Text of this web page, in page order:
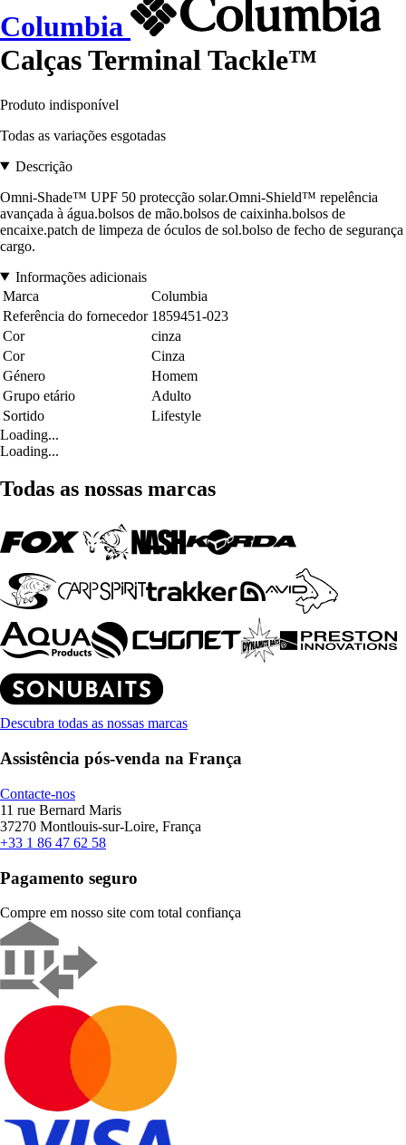
Columbia
Calças Terminal Tackle™
Produto indisponível
Todas as variações esgotadas
Descrição
Omni-Shade™ UPF 50 protecção solar.Omni-Shield™ repelência
avançada à água.bolsos de mão.bolsos de caixinha.bolsos de
encaixe.patch de limpeza de óculos de sol.bolso de fecho de segurança
cargo.
Informações adicionais
Marca
Columbia
Referência do fornecedor 1859451-023
Cor
cinza
Cor
Cinza
Género
Homem
Grupo etário
Adulto
Sortido
Lifestyle
Loading...
Loading...
Todas as nossas marcas
Descubra todas as nossas marcas
Assistência pós-venda na França
Contacte-nos
11 rue Bernard Maris
37270 Montlouis-sur-Loire, França
+33 1 86 47 62 58
Pagamento seguro
Compre em nosso site com total confiança